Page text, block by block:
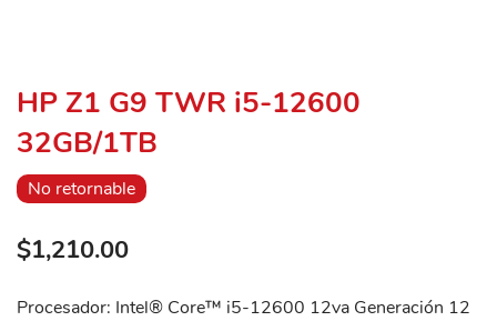
HP Z1 G9 TWR i5-12600
32GB/1TB
No retornable
$1,210.00
Procesador: Intel® Core™ i5-12600 12va Generación 12